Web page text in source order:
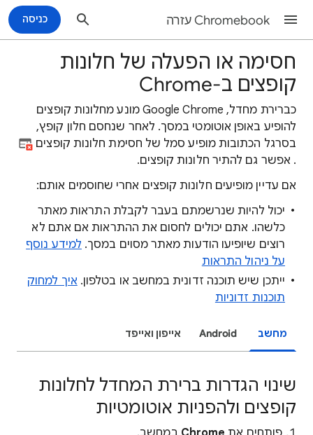
Chromebook עזרה כניסה
חסימה או הפעלה של חלונות
קופצים ב-Chrome
כברירת מחדל, Google Chrome מונע מחלונות קופצים
להופיע באופן אוטומטי במסך. לאחר שנחסם חלון קופץ,
בסרגל הכתובות מופיע סמל של חסימת חלונות קופצים
. אפשר גם להתיר חלונות קופצים.
אם עדיין מופיעים חלונות קופצים אחרי שחוסמים אותם:
יכול להיות שנרשמתם בעבר לקבלת התראות מאתר
כלשהו. אתם יכולים לחסום את ההתראות אם אתם לא
רוצים שיופיעו הודעות מאתר מסוים במסך. למידע נוסף
על ניהול התראות
ייתכן שיש תוכנה זדונית במחשב או בטלפון. איך למחוק
תוכנות זדוניות
מחשב Android אייפון ואייפד
שינוי הגדרות ברירת המחדל לחלונות
קופצים ולהפניות אוטומטיות